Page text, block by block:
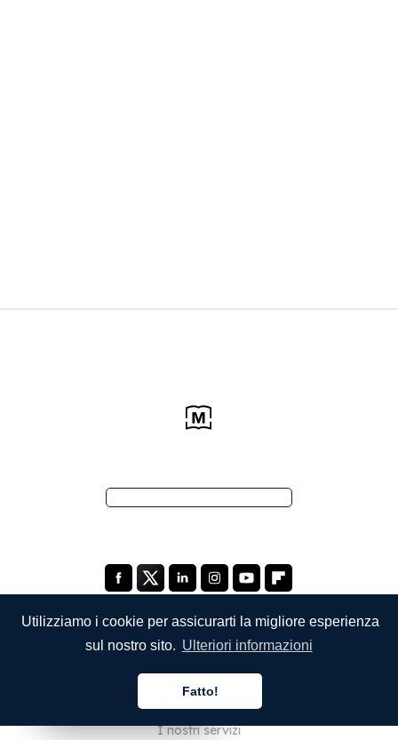
Utilizziamo i cookie per assicurarti la migliore esperienza
sul nostro sito. Ulteriori informazioni
Fatto!
Chi siamo
I nostri servizi
Italiano
Italiano
Italiano